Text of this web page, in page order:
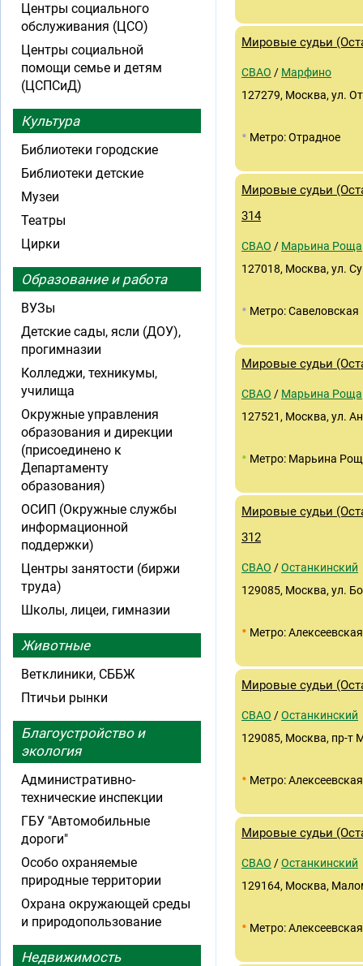
Мировые судьи
СВАО / Марфино
127279, Москва, ул.
• Метро: Отрадное
Мировые судьи
314
СВАО / Марьина Роща
127018, Москва, ул.
• Метро: Савеловская
Мировые судьи
СВАО / Марьина Роща
127521, Москва, ул.
• Метро: Марьина
Мировые судьи
312
СВАО /Останкинский
129085, Москва, ул.
• Метро: Алексеевская
Мировые судьи
СВАО /Останкинский
129085, Москва, пр-т
• Метро: Алексеевская
Мировые судьи
СВАО /Останкинский
129164, Москва,
• Метро: Алексеевская
Центры социального
обслуживания (ЦСО)
Центры социальной
помощи семье и детям
(ЦСПСиД)
Культура
Библиотеки городские
Библиотеки детские
Музеи
Театры
Цирки
Образование и работа
ВУЗы
Детские сады, ясли (ДОУ),
прогимназии
Колледжи, техникумы,
училища
Окружные управления
образования и дирекции
(присоединено к
Департаменту
образования)
ОСИП (Окружные службы
информационной
поддержки)
Центры занятости (биржи
труда)
Школы, лицеи, гимназии
Животные
Ветклиники, СББЖ
Птичьи рынки
Благоустройство и
экология
Административно-
технические инспекции
ГБУ "Автомобильные
дороги"
Особо охраняемые
природные территории
Охрана окружающей среды
и природопользование
Недвижимость